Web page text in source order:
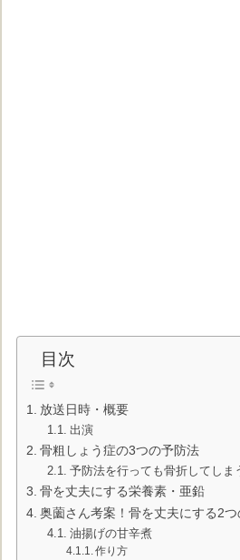
目次
放送日時・概要
出演
骨粗しょう症の3つの予防法
予防法を行っても骨折してしま
骨を丈夫にする栄養素・亜鉛
奥薗さん考案！骨を丈夫にする2
油揚げの甘辛煮
作り方